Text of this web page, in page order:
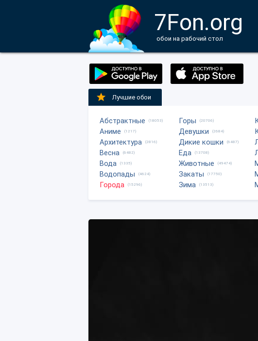
7Fon.org
обои на рабочий стол
Лучшие обои
Абстрактные (18053)
Аниме (1217)
Архитектура (2816)
Весна (6482)
Вода (1335)
Водопады (4624)
Города (15296)
Горы (20706)
Девушки (2684)
Дикие кошки (6487)
Еда (13708)
Животные (49474)
Закаты (17750)
Зима (13513)